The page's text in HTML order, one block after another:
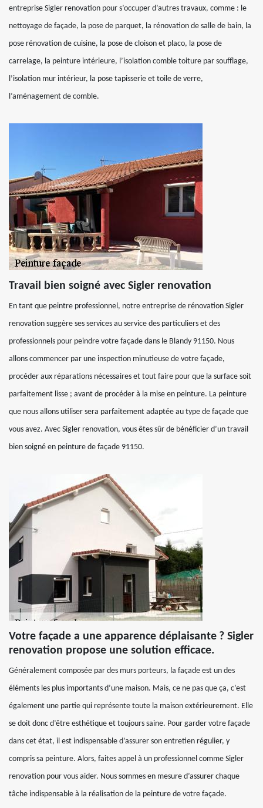
entreprise Sigler renovation pour s’occuper d’autres travaux, comme : le
nettoyage de façade, la pose de parquet, la rénovation de salle de bain, la
pose rénovation de cuisine, la pose de cloison et placo, la pose de
carrelage, la peinture intérieure, l’isolation comble toiture par soufflage,
l’isolation mur intérieur, la pose tapisserie et toile de verre,
l’aménagement de comble.
Travail bien soigné avec Sigler renovation
En tant que peintre professionnel, notre entreprise de rénovation Sigler
renovation suggère ses services au service des particuliers et des
professionnels pour peindre votre façade dans le Blandy 91150. Nous
allons commencer par une inspection minutieuse de votre façade,
procéder aux réparations nécessaires et tout faire pour que la surface soit
parfaitement lisse ; avant de procéder à la mise en peinture. La peinture
que nous allons utiliser sera parfaitement adaptée au type de façade que
vous avez. Avec Sigler renovation, vous êtes sûr de bénéficier d’un travail
bien soigné en peinture de façade 91150.
Votre façade a une apparence déplaisante ? Sigler
renovation propose une solution efficace.
Généralement composée par des murs porteurs, la façade est un des
éléments les plus importants d’une maison. Mais, ce ne pas que ça, c’est
également une partie qui représente toute la maison extérieurement. Elle
se doit donc d’être esthétique et toujours saine. Pour garder votre façade
dans cet état, il est indispensable d’assurer son entretien régulier, y
compris sa peinture. Alors, faites appel à un professionnel comme Sigler
renovation pour vous aider. Nous sommes en mesure d’assurer chaque
tâche indispensable à la réalisation de la peinture de votre façade.